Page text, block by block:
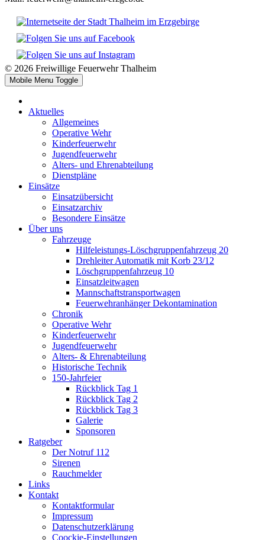
© 2026 Freiwillige Feuerwehr Thalheim
Mobile Menu Toggle
Aktuelles
Allgemeines
Operative Wehr
Kinderfeuerwehr
Jugendfeuerwehr
Alters- und Ehrenabteilung
Dienstpläne
Einsätze
Einsatzübersicht
Einsatzarchiv
Besondere Einsätze
Über uns
Fahrzeuge
Hilfeleistungs-Löschgruppenfahrzeug 20
Drehleiter Automatik mit Korb 23/12
Löschgruppenfahrzeug 10
Einsatzleitwagen
Mannschaftstransportwagen
Feuerwehranhänger Dekontamination
Chronik
Operative Wehr
Kinderfeuerwehr
Jugendfeuerwehr
Alters- & Ehrenabteilung
Historische Technik
150-Jahrfeier
Rückblick Tag 1
Rückblick Tag 2
Rückblick Tag 3
Galerie
Sponsoren
Ratgeber
Der Notruf 112
Sirenen
Rauchmelder
Links
Kontakt
Kontaktformular
Impressum
Datenschutzerklärung
Coockie-Einstellungen